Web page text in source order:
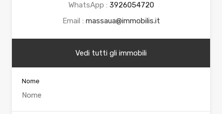
WhatsApp : 3926054720
Email : massaua@immobilis.it
Vedi tutti gli immobili
Nome